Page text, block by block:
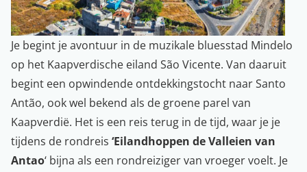
Je begint je avontuur in de muzikale bluesstad Mindelo
op het Kaapverdische eiland São Vicente. Van daaruit
begint een opwindende ontdekkingstocht naar Santo
Antão, ook wel bekend als de groene parel van
Kaapverdië. Het is een reis terug in de tijd, waar je je
tijdens de rondreis ‘Eilandhoppen de Valleien van
Antao‘ bijna als een rondreiziger van vroeger voelt. Je